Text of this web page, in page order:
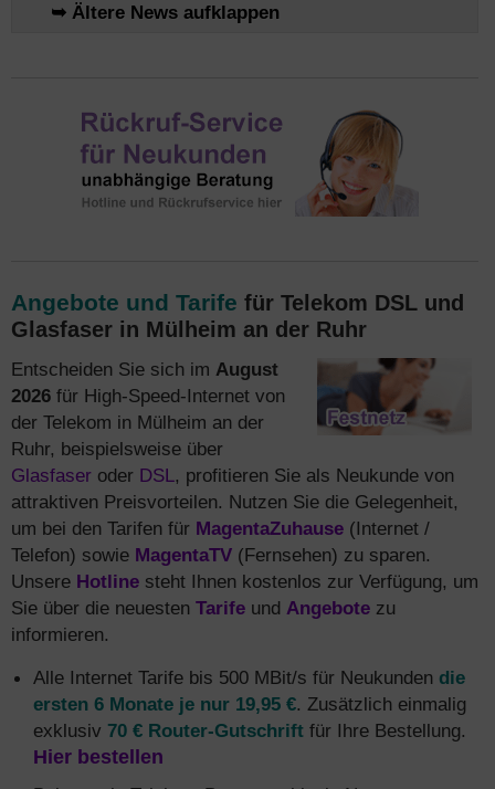
➥ Ältere News aufklappen
Angebote und Tarife für Telekom DSL und
Glasfaser in Mülheim an der Ruhr
Entscheiden Sie sich im August
2026 für High-Speed-Internet von
der Telekom in Mülheim an der
Ruhr, beispielsweise über
Glasfaser oder DSL, profitieren Sie als Neukunde von
attraktiven Preisvorteilen. Nutzen Sie die Gelegenheit,
um bei den Tarifen für MagentaZuhause (Internet /
Telefon) sowie MagentaTV (Fernsehen) zu sparen.
Unsere Hotline steht Ihnen kostenlos zur Verfügung, um
Sie über die neuesten Tarife und Angebote zu
informieren.
Alle Internet Tarife bis 500 MBit/s für Neukunden die
ersten 6 Monate je nur 19,95 €. Zusätzlich einmalig
exklusiv 70 € Router-Gutschrift für Ihre Bestellung.
Hier bestellen